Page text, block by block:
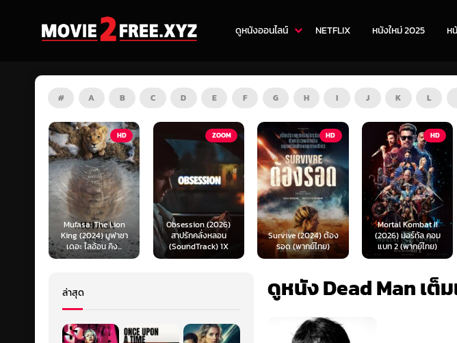
ดูหนังออนไลน์ NETFLIX หนังใหม่ 2025 ห
# A B C D E F G H I J K L
ZOOM
Obsession (2026)
สาปรักคลั่งหลอน
(SoundTrack) 1X
HD
Survive (2024) ต้อง
รอด (พากย์ไทย)
HD
Mortal Kombat II
(2026) มอร์ทัล คอม
แบท 2 (พากย์ไทย)
ZOOM
Supergirl (2026) ซู
เปอร์เกิร์ล (พากย์ไทย)...
ดูหนัง Dead Man เต็ม
ล่าสุด